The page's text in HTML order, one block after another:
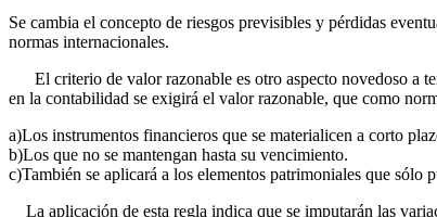
Se cambia el concepto de riesgos previsibles y pérdidas
normas internacionales.
El criterio de valor razonable es otro aspecto novedoso a
en la contabilidad se exigirá el valor razonable, que como
a)Los instrumentos financieros que se materialicen a corto
b)Los que no se mantengan hasta su vencimiento.
c)También se aplicará a los elementos patrimoniales que sólo
La aplicación de esta regla indica que se imputarán las